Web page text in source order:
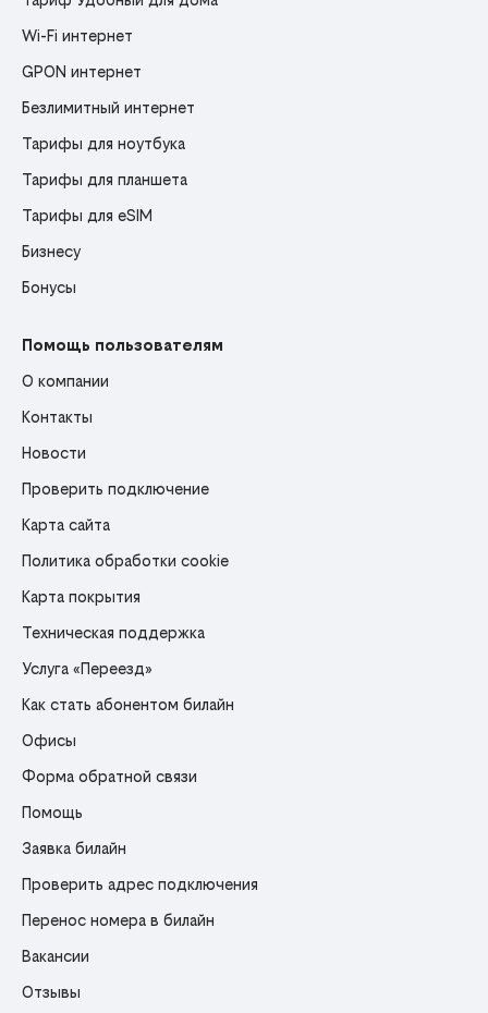
Wi-Fi интернет
GPON интернет
Безлимитный интернет
Тарифы для ноутбука
Тарифы для планшета
Тарифы для eSIM
Бизнесу
Бонусы
Помощь пользователям
О компании
Контакты
Новости
Проверить подключение
Карта сайта
Политика обработки cookie
Карта покрытия
Техническая поддержка
Услуга «Переезд»
Как стать абонентом билайн
Офисы
Форма обратной связи
Помощь
Заявка билайн
Проверить адрес подключения
Перенос номера в билайн
Вакансии
Отзывы